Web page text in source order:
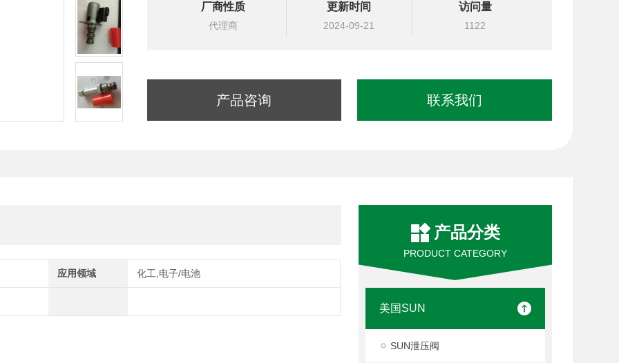
液压油缸，经销力士乐、派克、中国台湾北部等液压元件
厂商性质
代理商
更新时间
2024-09-21
访问量
1122
产品咨询 联系我们
产品分类
PRODUCT CATEGORY
美国SUN
SUN泄压阀
应用领域 化工,电子/电池